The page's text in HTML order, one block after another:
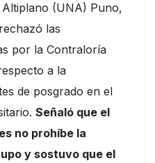
(UNA) Puno,
las
por la Contraloría
a la
de posgrado en el
Señaló que el
no prohíbe la
y sostuvo que el